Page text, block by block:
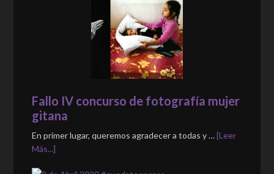
Fallo IV concurso de fotografía mujer
gitana
En primer lugar, queremos agradecer a todas y …[Leer
Más...]